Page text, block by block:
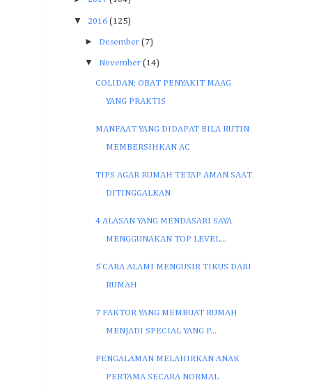
▼ 2016 (125)
► Desember (7)
▼ November (14)
COLIDAN; OBAT PENYAKIT MAAG
YANG PRAKTIS
MANFAAT YANG DIDAPAT BILA RUTIN
MEMBERSIHKAN AC
TIPS AGAR RUMAH TETAP AMAN SAAT
DITINGGALKAN
4 ALASAN YANG MENDASARI SAYA
MENGGUNAKAN TOP LEVEL...
5 CARA ALAMI MENGUSIR TIKUS DARI
RUMAH
7 FAKTOR YANG MEMBUAT RUMAH
MENJADI SPECIAL YANG P...
PENGALAMAN MELAHIRKAN ANAK
PERTAMA SECARA NORMAL